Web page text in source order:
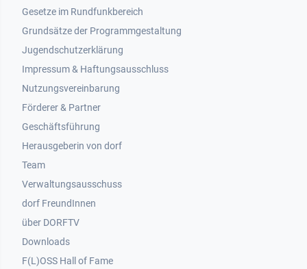
Gesetze im Rundfunkbereich
Grundsätze der Programmgestaltung
Jugendschutzerklärung
Impressum & Haftungsausschluss
Nutzungsvereinbarung
Footer 2
Förderer & Partner
Geschäftsführung
Herausgeberin von dorf
Team
Verwaltungsausschuss
dorf FreundInnen
Footer 3
über DORFTV
Downloads
F(L)OSS Hall of Fame